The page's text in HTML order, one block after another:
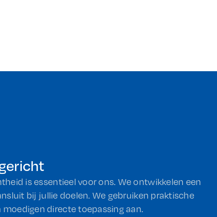
is essentieel voor ons. We ontwikkelen een
bij jullie doelen. We gebruiken praktische
moedigen directe toepassing aan.